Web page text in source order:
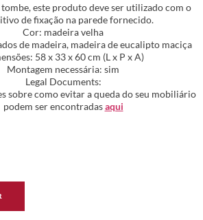
este produto deve ser utilizado com o
de fixação na parede fornecido.
Cor: madeira velha
de madeira, madeira de eucalipto maciça
58 x 33 x 60 cm (L x P x A)
Montagem necessária: sim
Legal Documents:
sobre como evitar a queda do seu mobiliário
podem ser encontradasaqui